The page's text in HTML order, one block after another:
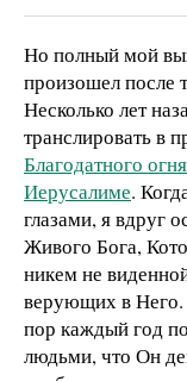
Но полный мой
произошел после
Несколько лет
транслировать в
Благодатного
Иерусалиме.
глазами, я вдруг
Живого Бога,
никем не
верующих в Него.
пор каждый год
людьми, что Он